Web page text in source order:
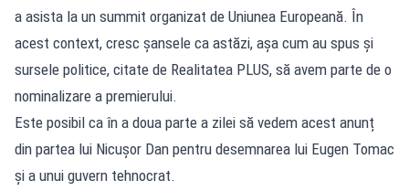
a asista la un summit organizat de Uniunea Europeană. În
acest context, cresc șansele ca astăzi, așa cum au spus și
sursele politice, citate de Realitatea PLUS, să avem parte de o
nominalizare a premierului.
Este posibil ca în a doua parte a zilei să vedem acest anunț
din partea lui Nicușor Dan pentru desemnarea lui Eugen Tomac
și a unui guvern tehnocrat.